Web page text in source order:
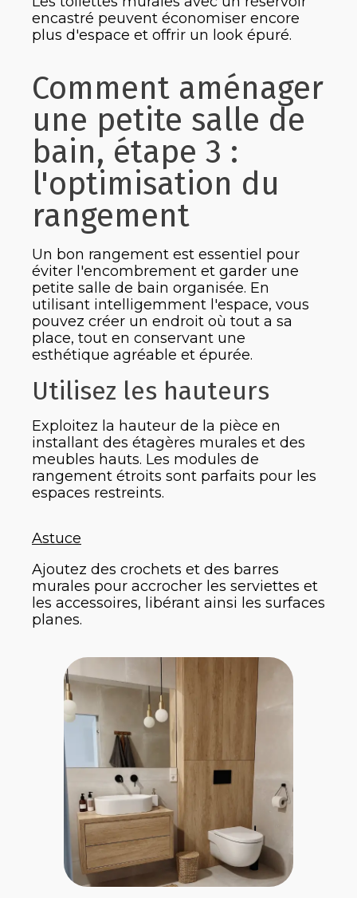
encastré peuvent économiser encore
plus d'espace et offrir un look épuré.
Comment aménager
une petite salle de
bain, étape 3 :
l'optimisation du
rangement
Un bon rangement est essentiel pour
éviter l'encombrement et garder une
petite salle de bain organisée. En
utilisant intelligemment l'espace, vous
pouvez créer un endroit où tout a sa
place, tout en conservant une
esthétique agréable et épurée.
Utilisez les hauteurs
Exploitez la hauteur de la pièce en
installant des étagères murales et des
meubles hauts. Les modules de
rangement étroits sont parfaits pour les
espaces restreints.
Astuce
Ajoutez des crochets et des barres
murales pour accrocher les serviettes et
les accessoires, libérant ainsi les surfaces
planes.